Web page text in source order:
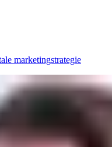
marketingstrategie